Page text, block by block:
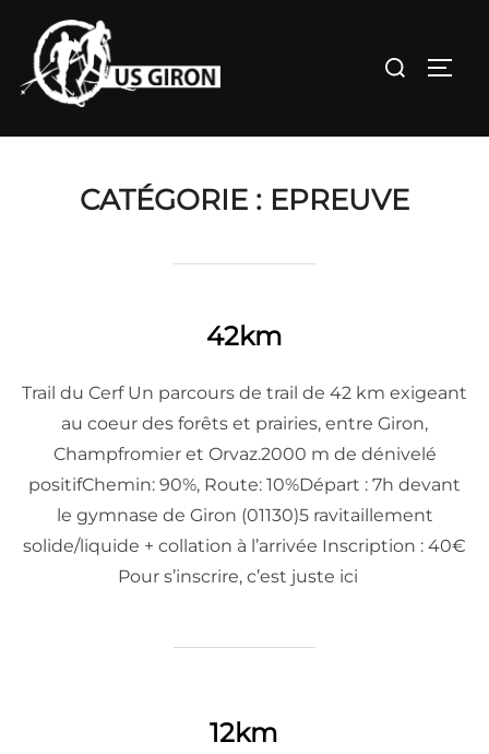
contenu
Rechercher :
CATÉGORIE : EPREUVE
42km
Trail du Cerf Un parcours de trail de 42 km exigeant
au coeur des forêts et prairies, entre Giron,
Champfromier et Orvaz.2000 m de dénivelé
positifChemin: 90%, Route: 10%Départ : 7h devant
le gymnase de Giron (01130)5 ravitaillement
solide/liquide + collation à l’arrivée Inscription : 40€
Pour s’inscrire, c’est juste ici
12km